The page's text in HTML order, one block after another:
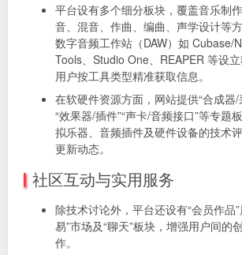
平台设有多个细分板块，覆盖音乐制
音、混音、作曲、编曲、声学设计等
数字音频工作站（DAW）如 Cubase/
Tools、Studio One、REAPER 等设
用户按工具类型精准获取信息。
在软硬件资源方面，网站提供“合成器
“效果器/插件”“声卡/音频接口”等专题
拟乐器、音频插件及硬件设备的技术
更新动态。
社区互动与实用服务
除技术讨论外，平台还设有“会员作品
易”市场及“聊天”板块，增强用户间的
作。